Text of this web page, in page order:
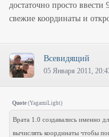
достаточно просто ввести
свежие координаты и
Всевидящий
05 Января 2011,
Quote (YagamiLight)
Врата 1.0 создавались именно
вычислять координаты чтобы